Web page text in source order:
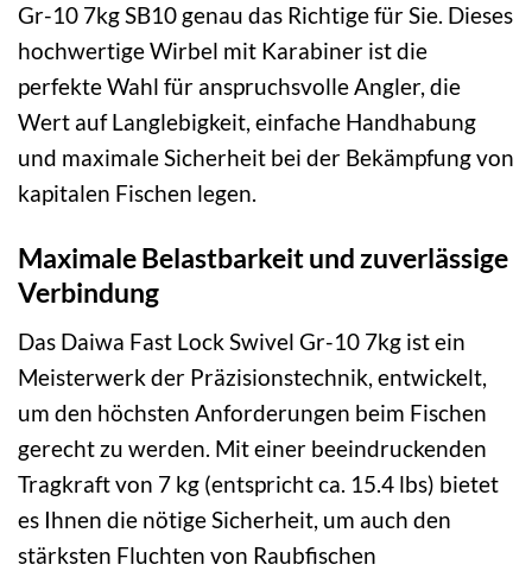
Gr-10 7kg SB10 genau das Richtige für Sie. Dieses
hochwertige Wirbel mit Karabiner ist die
perfekte Wahl für anspruchsvolle Angler, die
Wert auf Langlebigkeit, einfache Handhabung
und maximale Sicherheit bei der Bekämpfung von
kapitalen Fischen legen.
Maximale Belastbarkeit und zuverlässige
Verbindung
Das Daiwa Fast Lock Swivel Gr-10 7kg ist ein
Meisterwerk der Präzisionstechnik, entwickelt,
um den höchsten Anforderungen beim Fischen
gerecht zu werden. Mit einer beeindruckenden
Tragkraft von 7 kg (entspricht ca. 15.4 lbs) bietet
es Ihnen die nötige Sicherheit, um auch den
stärksten Fluchten von Raubfischen